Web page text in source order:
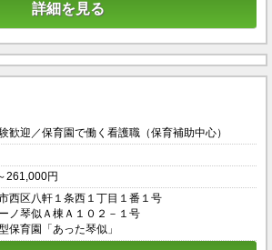
詳細を見る
歓迎／保育園で働く看護職（保育補助中心）
261,000円
西区八軒１条西１丁目１番１号
ノ琴似Ａ棟Ａ１０２－１号
保育園「あった琴似」